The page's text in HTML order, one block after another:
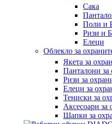
Сака
Поли и
Ризи и
Елеци
Облекло за
Якета за
Панталони за
Ризи за
Елеци за
Тениски за
Аксесоари за
Шапки за